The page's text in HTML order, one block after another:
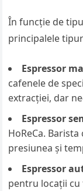
În funcție de
principalele
Espressor
cafenele de
extracției, dar
Espressor
HoReCa.
presiunea și
Espressor
pentru locații cu